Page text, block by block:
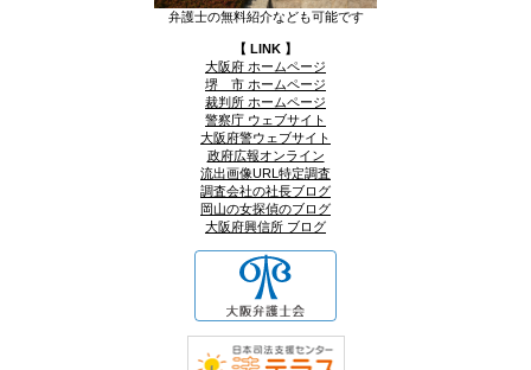
弁護士の無料紹介なども可能です
【 LINK 】
大阪府 ホームページ
堺 市 ホームページ
裁判所 ホームページ
警察庁 ウェブサイト
大阪府警ウェブサイト
政府広報オンライン
流出画像URL特定調査
調査会社の社長ブログ
岡山の女探偵のブログ
大阪府興信所 ブログ